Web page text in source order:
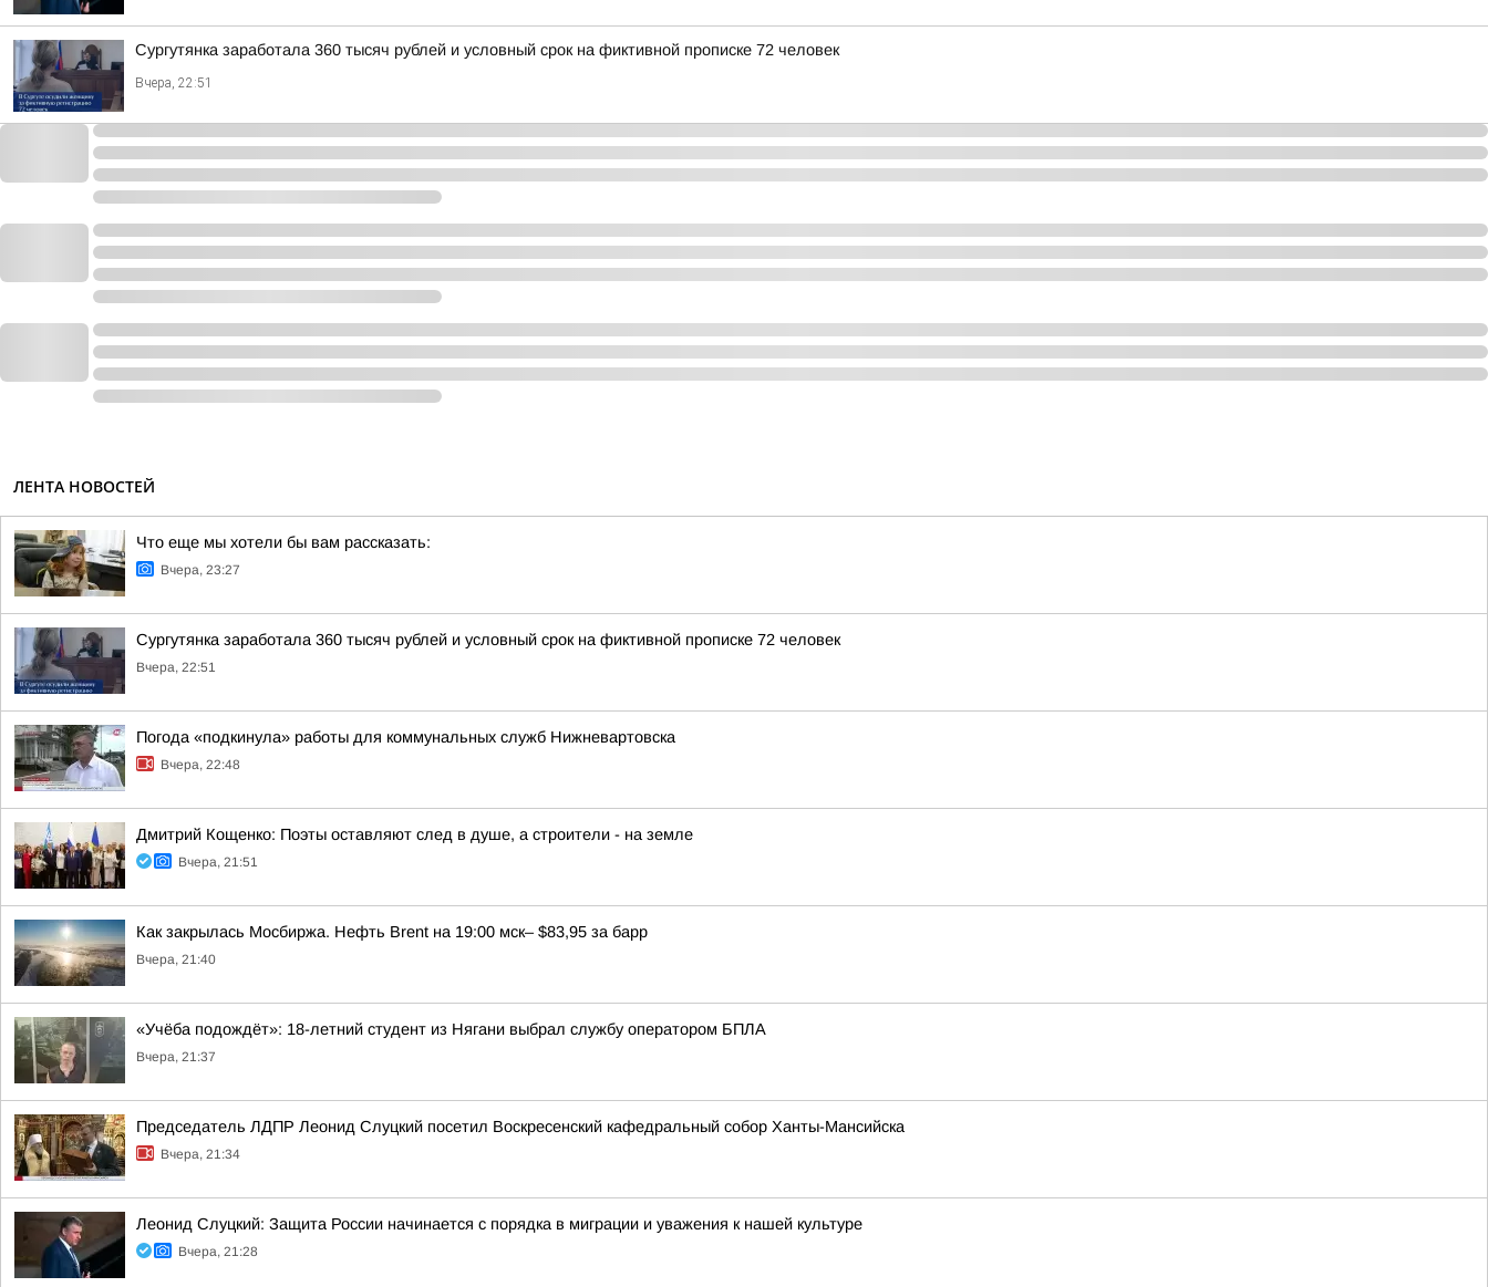
Сургутянка заработала 360 тысяч рублей и условный срок на фиктивной прописке 72 человек
Вчера, 22:51
ЛЕНТА НОВОСТЕЙ
Что еще мы хотели бы вам рассказать:
Вчера, 23:27
Сургутянка заработала 360 тысяч рублей и условный срок на фиктивной прописке 72 человек
Вчера, 22:51
Погода «подкинула» работы для коммунальных служб Нижневартовска
Вчера, 22:48
Дмитрий Кощенко: Поэты оставляют след в душе, а строители - на земле
Вчера, 21:51
Как закрылась Мосбиржа. Нефть Brent на 19:00 мск– $83,95 за барр
Вчера, 21:40
«Учёба подождёт»: 18-летний студент из Нягани выбрал службу оператором БПЛА
Вчера, 21:37
Председатель ЛДПР Леонид Слуцкий посетил Воскресенский кафедральный собор Ханты-Мансийска
Вчера, 21:34
Леонид Слуцкий: Защита России начинается с порядка в миграции и уважения к нашей культуре
Вчера, 21:28